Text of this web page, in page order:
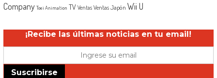
Company Toei Animation TV Ventas Ventas Japón Wii U
¡Recibe las últimas noticias en tu email!
Suscribirse